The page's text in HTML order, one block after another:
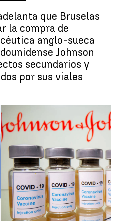
que Bruselas
la compra de
anglo-sueca
Johnson
secundarios y
por sus viales
los contratos de compra de
& Johnson |atresplayer.com
11:11